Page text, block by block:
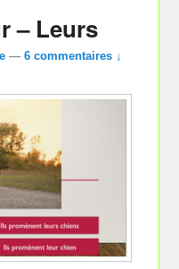
– Leurs
—6 commentaires ↓